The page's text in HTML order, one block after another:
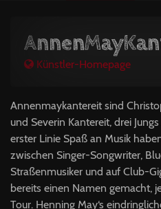
Künstler-Homepage
Annenmaykantereit sind
und Severin Kantereit, drei
erster Linie Spaß an Musik
zwischen Singer-Songwriter,
Straßenmusiker und auf Club-
bereits einen Namen gemacht,
Tour. Henning May‘s